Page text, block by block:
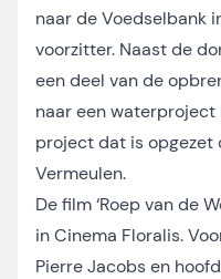
naar de Voedselbank
voorzitter. Naast de
een deel van de
naar een waterproject
project dat is opgezet
Vermeulen.
De film ‘Roep van de
in Cinema Floralis.
Pierre Jacobs en